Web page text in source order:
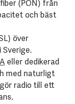
(PON) från
och bäst
över
eller dedikerad
med naturligt
radio till ett